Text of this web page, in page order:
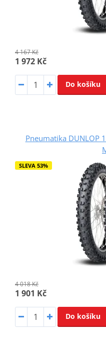
4 167 Kč
1 972 Kč
Do košíku
Pneumatika DUNLOP
SLEVA 53%
4 018 Kč
1 901 Kč
Do košíku